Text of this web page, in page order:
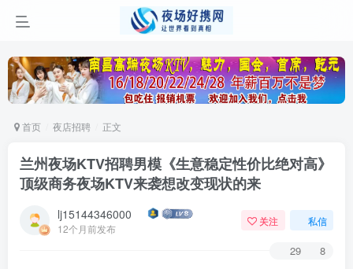
首页 夜店招聘 正文
兰州夜场KTV招聘男模《生意稳定性价比绝对高》
顶级商务夜场KTV来袭想改变现状的来
lj15144346000
12个月前发布
关注 私信
29 8